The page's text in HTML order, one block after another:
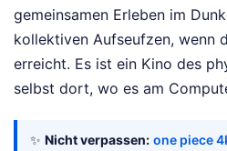
gemeinsamen Erleben im
kollektiven Aufseufzen, wenn
erreicht. Es ist ein Kino des
selbst dort, wo es am
✨ Nicht verpassen: one piece